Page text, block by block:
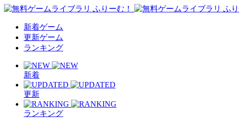
新着ゲーム
更新ゲーム
ランキング
新着
更新
ランキング